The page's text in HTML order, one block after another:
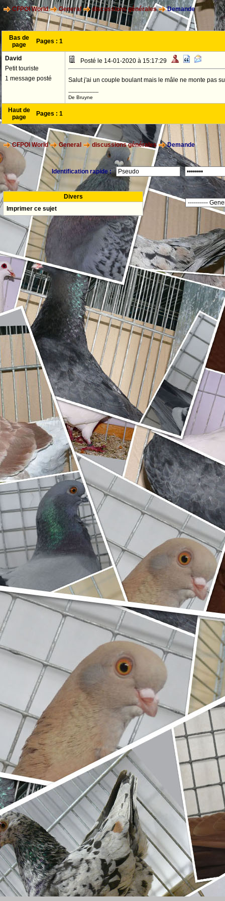
CFPOI World General discussions générales Demande
Bas de
page
Pages : 1
David
Petit touriste
1 message posté
Posté le 14-01-2020 à 15:17:29
Salut j'ai un couple boulant mais le mâle ne monte pas
--------------------
De Bruyne
Haut de
page
Pages : 1
CFPOI World General discussions générales Demande
Identification rapide :
Divers
Imprimer ce sujet